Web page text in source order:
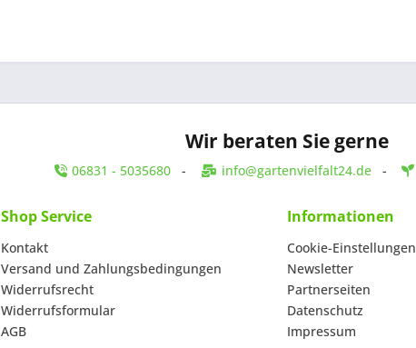
Wir beraten Sie gerne
06831 - 5035680 - info@gartenvielfalt24.de -
Shop Service
Kontakt
Versand und Zahlungsbedingungen
Widerrufsrecht
Widerrufsformular
AGB
Informationen
Cookie-Einstellungen
Newsletter
Partnerseiten
Datenschutz
Impressum